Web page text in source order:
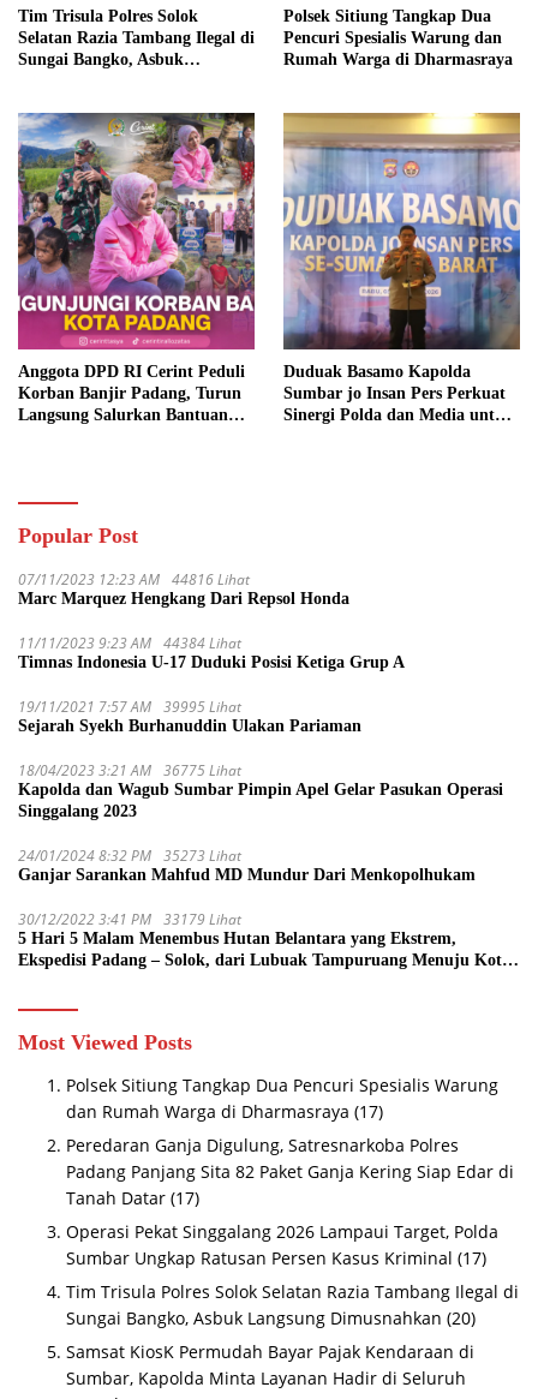
Tim Trisula Polres Solok
Selatan Razia Tambang Ilegal di
Sungai Bangko, Asbuk
Polsek Sitiung Tangkap Dua
Pencuri Spesialis Warung dan
Rumah Warga di Dharmasraya
Anggota DPD RI Cerint Peduli
Korban Banjir Padang, Turun
Langsung Salurkan Bantuan
Duduak Basamo Kapolda
Sumbar jo Insan Pers Perkuat
Sinergi Polda dan Media untuk
Popular Post
07/11/2023 12:23 AM 44816 Lihat
Marc Marquez Hengkang Dari Repsol Honda
11/11/2023 9:23 AM 44384 Lihat
Timnas Indonesia U-17 Duduki Posisi Ketiga Grup A
19/11/2021 7:57 AM 39995 Lihat
Sejarah Syekh Burhanuddin Ulakan Pariaman
18/04/2023 3:21 AM 36775 Lihat
Kapolda dan Wagub Sumbar Pimpin Apel Gelar Pasukan Operasi
Singgalang 2023
24/01/2024 8:32 PM 35273 Lihat
Ganjar Sarankan Mahfud MD Mundur Dari Menkopolhukam
30/12/2022 3:41 PM 33179 Lihat
5 Hari 5 Malam Menembus Hutan Belantara yang Ekstrem,
Ekspedisi Padang – Solok, dari Lubuak Tampuruang Menuju Koto
Most Viewed Posts
Polsek Sitiung Tangkap Dua Pencuri Spesialis Warung
dan Rumah Warga di Dharmasraya (17)
Peredaran Ganja Digulung, Satresnarkoba Polres
Padang Panjang Sita 82 Paket Ganja Kering Siap Edar di
Tanah Datar (17)
Operasi Pekat Singgalang 2026 Lampaui Target, Polda
Sumbar Ungkap Ratusan Persen Kasus Kriminal (17)
Tim Trisula Polres Solok Selatan Razia Tambang Ilegal di
Sungai Bangko, Asbuk Langsung Dimusnahkan (20)
Samsat KiosK Permudah Bayar Pajak Kendaraan di
Sumbar, Kapolda Minta Layanan Hadir di Seluruh